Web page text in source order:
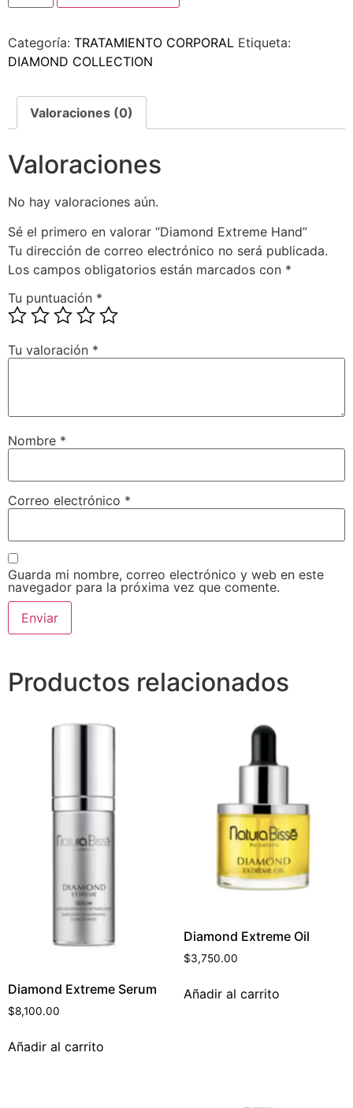
Categoría: TRATAMIENTO CORPORAL Etiqueta:
DIAMOND COLLECTION
Valoraciones (0)
Valoraciones
No hay valoraciones aún.
Sé el primero en valorar “Diamond Extreme Hand”
Tu dirección de correo electrónico no será publicada.
Los campos obligatorios están marcados con *
Tu puntuación *
Tu valoración *
Nombre *
Correo electrónico *
Guarda mi nombre, correo electrónico y web en este
navegador para la próxima vez que comente.
Productos relacionados
Diamond Extreme Serum
$8,100.00
Añadir al carrito
Diamond Extreme Oil
$3,750.00
Añadir al carrito